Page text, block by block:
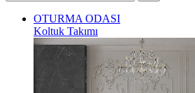
OTURMA ODASI
Koltuk Takımı